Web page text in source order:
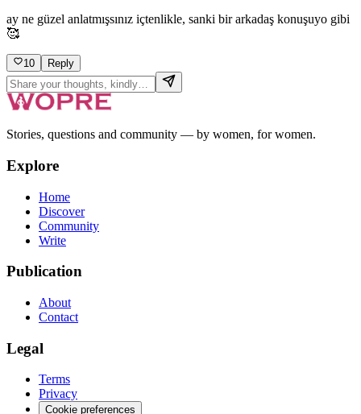
ay ne güzel anlatmışsınız içtenlikle, sanki bir arkadaş konuşuyo gibi
🥰
10 Reply
Stories, questions and community — by women, for women.
Explore
Home
Discover
Community
Write
Publication
About
Contact
Legal
Terms
Privacy
Cookie preferences